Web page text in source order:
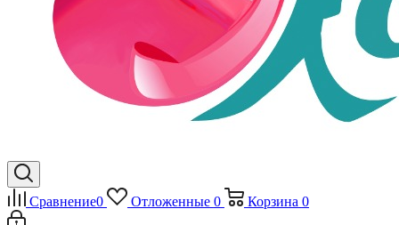
Сравнение0 Отложенные 0 Корзина 0